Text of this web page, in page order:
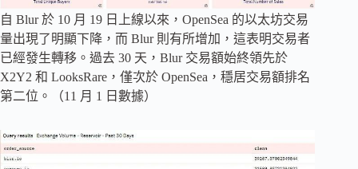
自 Blur 於 10 月 19 日上線以來，OpenSea 的以太坊交易
量出現了明顯下降，而 Blur 則有所增加，這表明交易者
已經發生轉移。過去 30 天，Blur 交易額始終領先於
X2Y2 和 LooksRare，僅次於 OpenSea，穩居交易額排名
第二位。（11 月 1 日數據）